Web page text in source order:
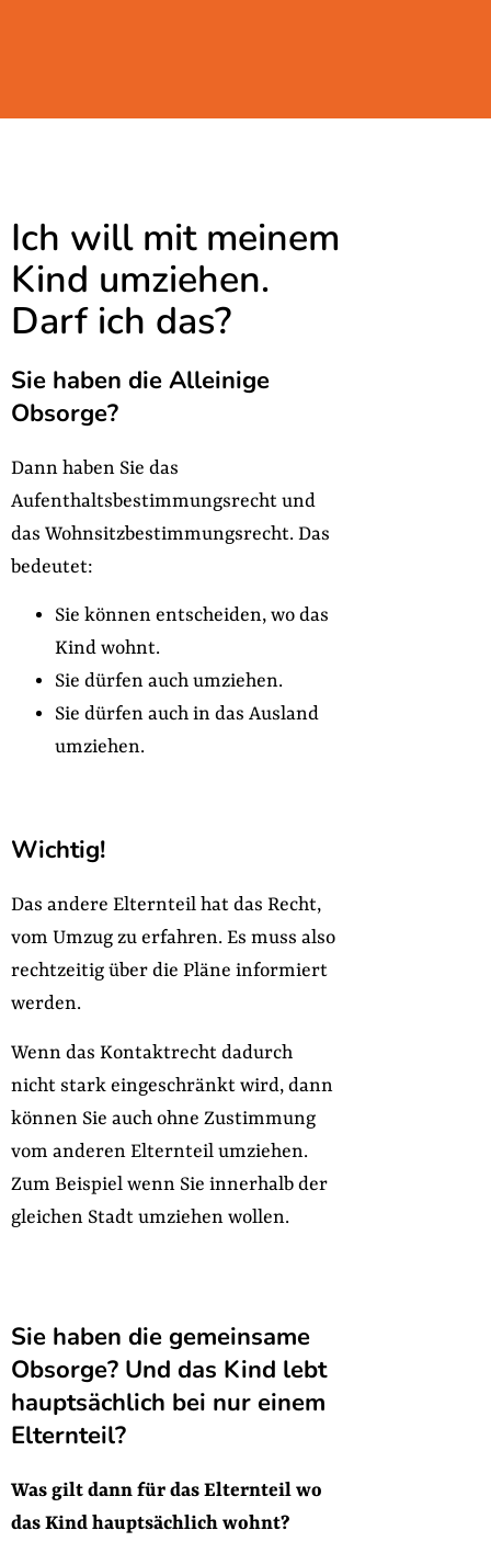
Ich will mit meinem
Kind umziehen.
Darf ich das?
Sie haben die Alleinige
Obsorge?
Dann haben Sie das
Aufenthaltsbestimmungsrecht und
das Wohnsitzbestimmungsrecht. Das
bedeutet:
Sie können entscheiden, wo das
Kind wohnt.
Sie dürfen auch umziehen.
Sie dürfen auch in das Ausland
umziehen.
Wichtig!
Das andere Elternteil hat das Recht,
vom Umzug zu erfahren. Es muss also
rechtzeitig über die Pläne informiert
werden.
Wenn das Kontaktrecht dadurch
nicht stark eingeschränkt wird, dann
können Sie auch ohne Zustimmung
vom anderen Elternteil umziehen.
Zum Beispiel wenn Sie innerhalb der
gleichen Stadt umziehen wollen.
Sie haben die gemeinsame
Obsorge? Und das Kind lebt
hauptsächlich bei nur einem
Elternteil?
Was gilt dann für das Elternteil wo
das Kind hauptsächlich wohnt?